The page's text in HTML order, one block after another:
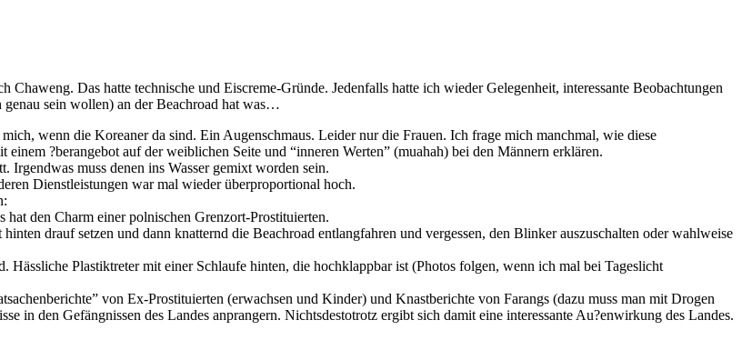
Das hatte technische und Eiscreme-Gründe. Jedenfalls hatte ich wieder Gelegenheit, interessante Beobachtungen
sein wollen) an der Beachroad hat was…
wenn die Koreaner da sind. Ein Augenschmaus. Leider nur die Frauen. Ich frage mich manchmal, wie diese
?berangebot auf der weiblichen Seite und “inneren Werten” (muahah) bei den Männern erklären.
Irgendwas muss denen ins Wasser gemixt worden sein.
Dienstleistungen war mal wieder überproportional hoch.
den Charm einer polnischen Grenzort-Prostituierten.
drauf setzen und dann knatternd die Beachroad entlangfahren und vergessen, den Blinker auszuschalten oder wahlweise
Hässliche Plastiktreter mit einer Schlaufe hinten, die hochklappbar ist (Photos folgen, wenn ich mal bei Tageslicht
von Ex-Prostituierten (erwachsen und Kinder) und Knastberichte von Farangs (dazu muss man mit Drogen
in den Gefängnissen des Landes anprangern. Nichtsdestotrotz ergibt sich damit eine interessante Au?enwirkung des Landes.